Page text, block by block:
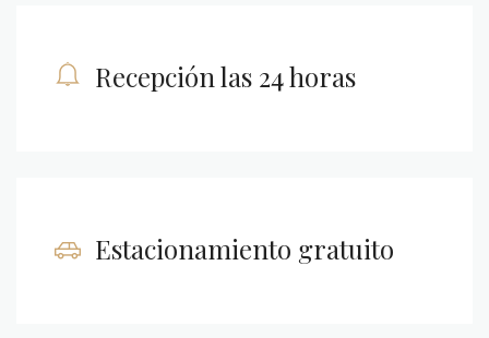
Recepción las 24 horas
Estacionamiento gratuito